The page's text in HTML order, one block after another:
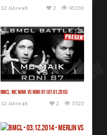
12 Jahre alt
45336
2
BMCL: MC Maik vs Roni 87 (07.01.2015)
12 Jahre alt
3523
2